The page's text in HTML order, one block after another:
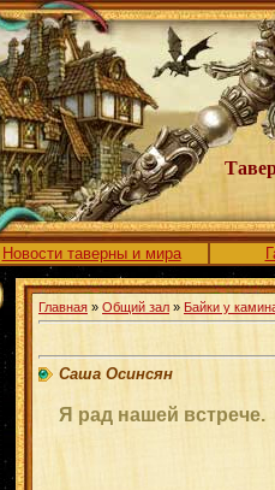
Новости таверны и мира
Главная » Общий зал » Байки у
Саша Осинсян
Я рад нашей встрече.